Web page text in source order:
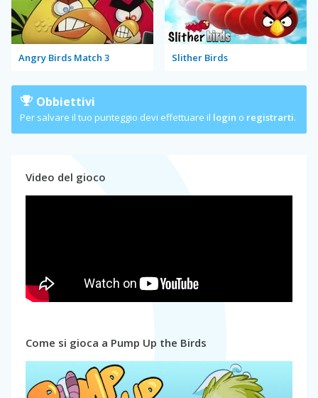
Angry Birds Match 3 Slither Birds
Obbiettivi
Per salvare il tuo punteggio devi effettuare il login o registrarti.
Video del gioco
Come si gioca a Pump Up the Birds